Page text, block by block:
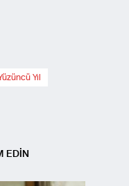
Yıl
EDİN